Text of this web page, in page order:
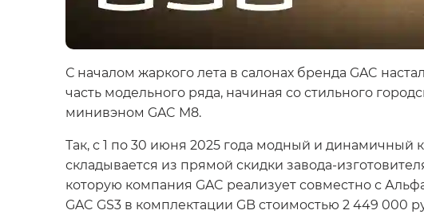
С началом жаркого лета в салонах бренда GAC
часть модельного ряда, начиная со стильного
минивэном GAC M8.
Так, с 1 по 30 июня 2025 года модный и динамичный
складывается из прямой скидки завода-
которую компания GAC реализует совместно с
GAC GS3 в комплектации GB стоимостью 2 449 000